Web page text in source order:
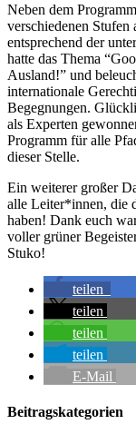
Neben dem
verschiedenen Stufen
entsprechend der
hatte das Thema
Ausland!” und
internationale
Begegnungen.
als Experten
Programm für alle
dieser Stelle.
Ein weiterer großer
alle Leiter*innen, die
haben! Dank euch
voller grüner
Stuko!
teilen
teilen
teilen
teilen
E-Mail
Beitragskategorien